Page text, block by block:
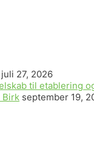
juli 27, 2026
til etablering
Birk september 19,